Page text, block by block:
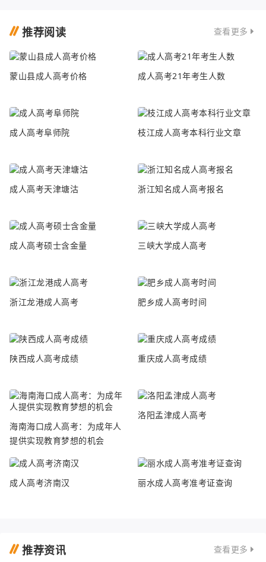
推荐阅读 查看更多
蒙山县成人高考价格 成人高考21年考生人数
成人高考阜师院 枝江成人高考本科行业文章
成人高考天津塘沽 浙江知名成人高考报名
成人高考硕士含金量 三峡大学成人高考
浙江龙港成人高考 肥乡成人高考时间
陕西成人高考成绩 重庆成人高考成绩
海南海口成人高考：为成年人
提供实现教育梦想的机会
洛阳孟津成人高考
成人高考济南汉 丽水成人高考准考证查询
推荐资讯 查看更多